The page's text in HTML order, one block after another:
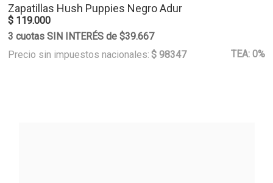
Zapatillas Hush Puppies Negro Adur
$ 119.000
3 cuotas SIN INTERÉS de $39.667
Precio sin impuestos nacionales: $ 98347 TEA: 0%